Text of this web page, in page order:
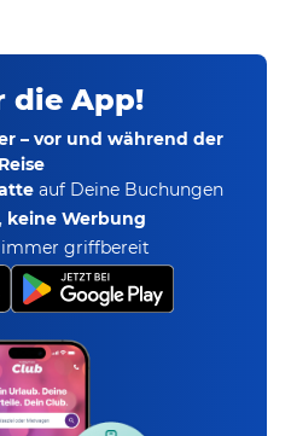
die App!
– vor und während der
Reise
auf Deine Buchungen
keine Werbung
griffbereit